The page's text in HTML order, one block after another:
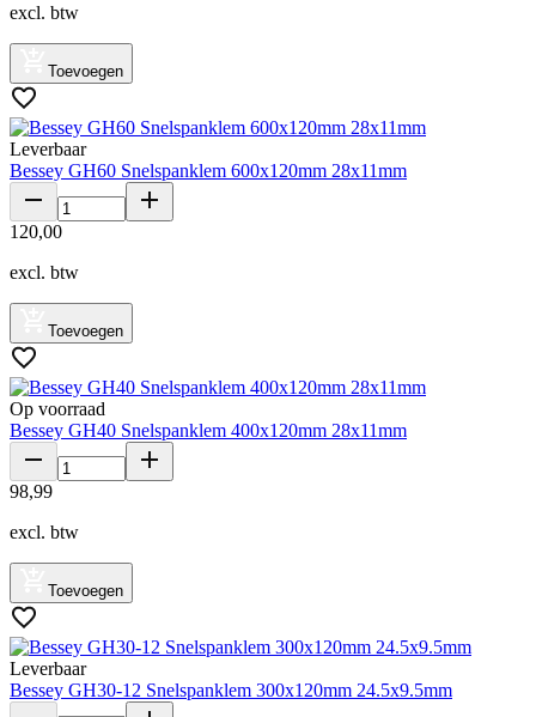
excl. btw
Toevoegen
Leverbaar
Bessey GH60 Snelspanklem 600x120mm 28x11mm
120,00
excl. btw
Toevoegen
Op voorraad
Bessey GH40 Snelspanklem 400x120mm 28x11mm
98,99
excl. btw
Toevoegen
Leverbaar
Bessey GH30-12 Snelspanklem 300x120mm 24.5x9.5mm